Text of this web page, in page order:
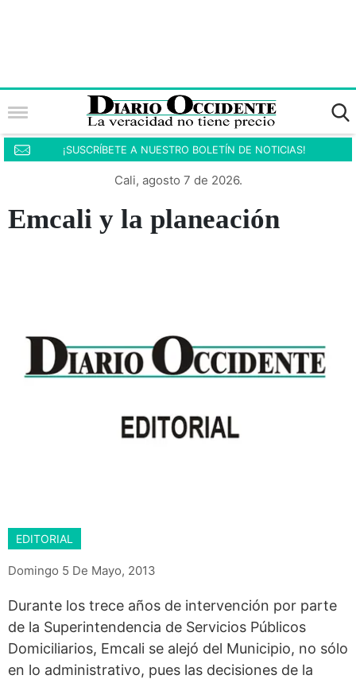
¡SUSCRÍBETE A NUESTRO BOLETÍN DE NOTICIAS!
Cali, agosto 7 de 2026.
Emcali y la planeación
EDITORIAL
Domingo 5 De Mayo, 2013
Durante los trece años de intervención por parte
de la Superintendencia de Servicios Públicos
Domiciliarios, Emcali se alejó del Municipio, no sólo
en lo administrativo, pues las decisiones de la